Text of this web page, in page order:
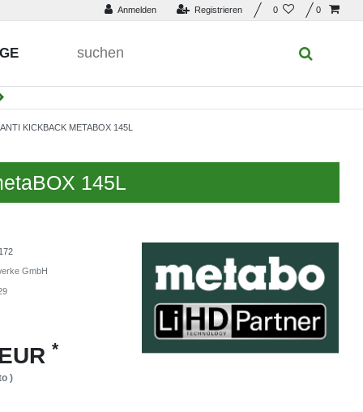
Anmelden Registrieren 0 0
KICKBACK METABOX 145L
145L
GmbH
*
)